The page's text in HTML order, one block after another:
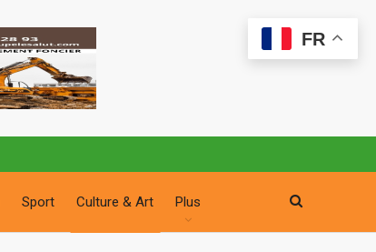
Sport Culture & Art Plus
FR